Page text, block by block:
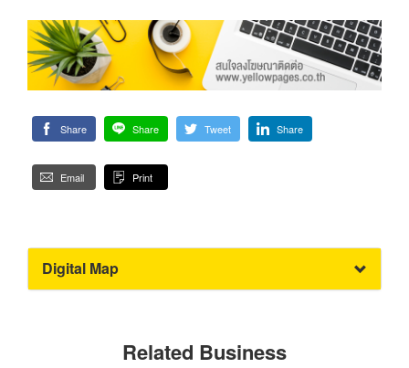
Share Share Tweet Share
Email Print
Digital Map
Related Business